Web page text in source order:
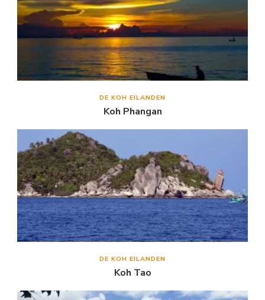
DE KOH EILANDEN
Koh Phangan
DE KOH EILANDEN
Koh Tao